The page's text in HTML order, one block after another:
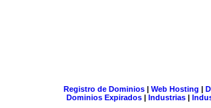
Registro de Dominios| Web Hosting |
Dominios Expirados | Industrias |